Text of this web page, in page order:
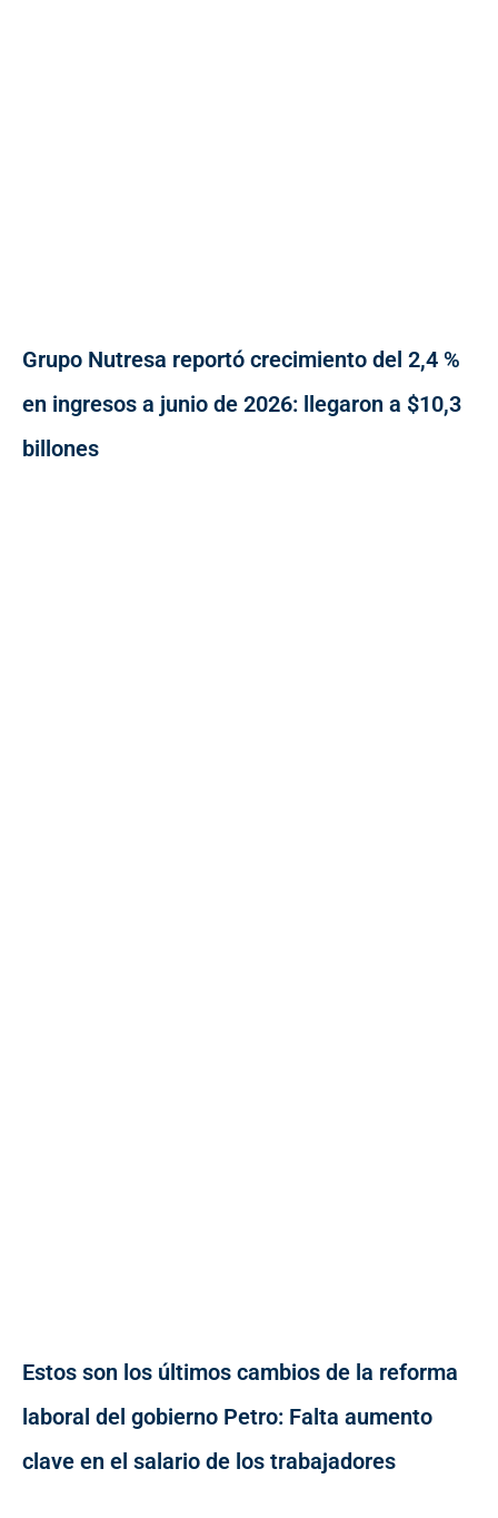
Grupo Nutresa reportó crecimiento del 2,4 %
en ingresos a junio de 2026: llegaron a $10,3
billones
Estos son los últimos cambios de la reforma
laboral del gobierno Petro: Falta aumento
clave en el salario de los trabajadores